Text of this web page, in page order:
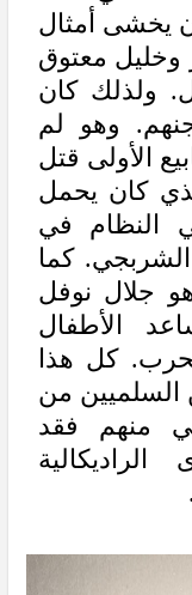
يخشى أمثال
وخليل معتوق
ولذلك كان
وهو لم
الأولى قتل
كان يحمل
النظام في
كما
جلال نوفل
الأطفال
كل هذا
السلميين من
منهم فقد